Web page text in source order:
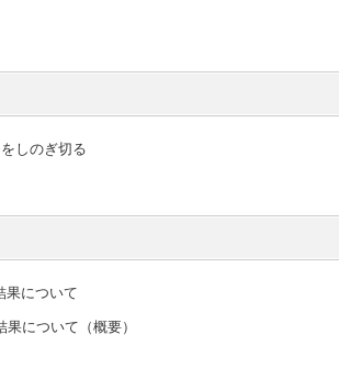
しのぎ切る
果について
について（概要）